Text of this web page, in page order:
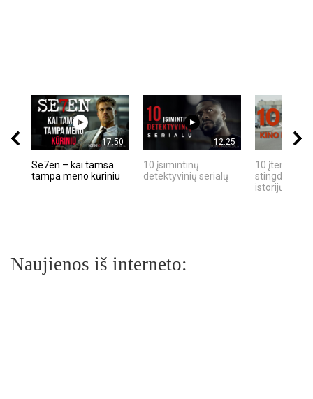
17:50
Se7en – kai tamsa
tampa meno kūriniu
12:25
10 įsimintinų
detektyvinių serialų
10 įtemptų,
stingdančių
istorijų
Naujienos iš interneto: